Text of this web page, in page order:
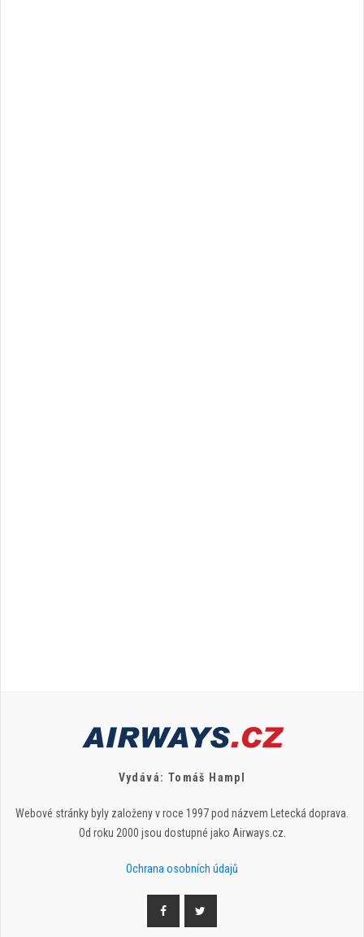
Vydává: Tomáš Hampl
Webové stránky byly založeny v roce 1997 pod názvem Letecká doprava.
Od roku 2000 jsou dostupné jako Airways.cz.
Ochrana osobních údajů